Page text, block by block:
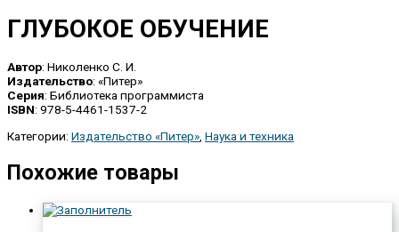
ГЛУБОКОЕ ОБУЧЕНИЕ
Автор: Николенко С. И.
Издательство: «Питер»
Серия: Библиотека программиста
ISBN: 978-5-4461-1537-2
Категории: Издательство «Питер» Наука и техника
Похожие товары